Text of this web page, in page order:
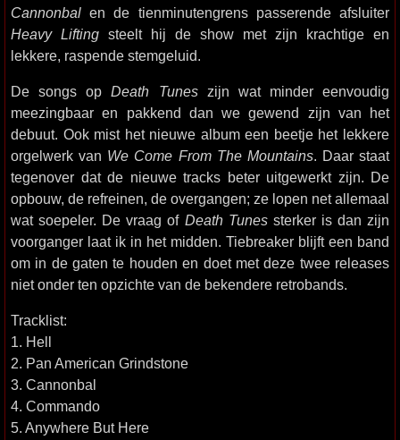
Cannonbal en de tienminutengrens passerende afsluiter
Heavy Lifting steelt hij de show met zijn krachtige en
lekkere, raspende stemgeluid.
De songs opDeath Tuneszijn wat minder eenvoudig
meezingbaar en pakkend dan we gewend zijn van het
debuut. Ook mist het nieuwe album een beetje het lekkere
orgelwerk van We Come From The Mountains. Daar staat
tegenover dat de nieuwe tracks beter uitgewerkt zijn. De
opbouw, de refreinen, de overgangen; ze lopen net allemaal
wat soepeler. De vraag of Death Tunessterker is dan zijn
voorganger laat ik in het midden. Tiebreaker blijft een band
om in de gaten te houden en doet met deze twee releases
niet onder ten opzichte van de bekendere retrobands.
Tracklist:
1. Hell
2. Pan American Grindstone
3. Cannonbal
4. Commando
5. Anywhere But Here